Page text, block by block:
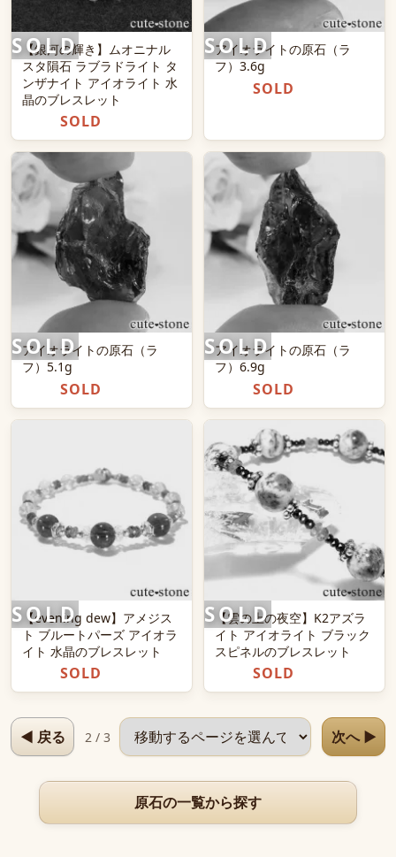
【銀河の輝き】ムオニナル
スタ隕石 ラブラドライト タ
ンザナイト アイオライト 水
晶のブレスレット
アイオライトの原石（ラ
フ）3.6g
アイオライトの原石（ラ
フ）5.1g
アイオライトの原石（ラ
フ）6.9g
【evening dew】アメジス
ト ブルートパーズ アイオラ
イト 水晶のブレスレット
【雲の上の夜空】K2アズラ
イト アイオライト ブラック
スピネルのブレスレット
◀ 戻る 2 / 3
ページを選択 次へ ▶
原石の一覧から探す